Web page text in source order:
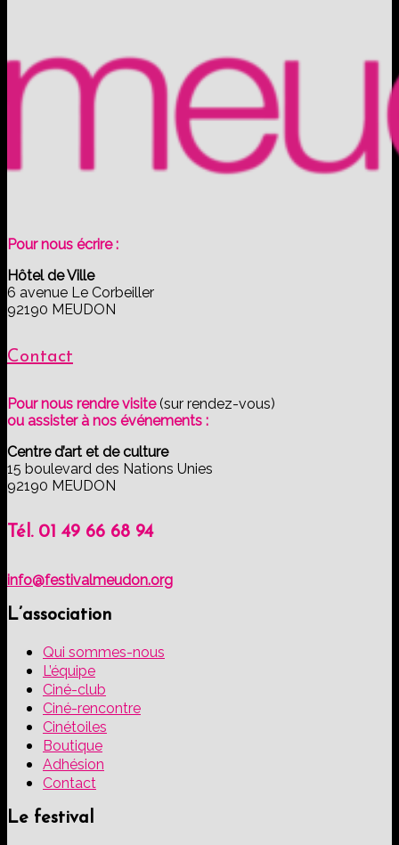
Pour nous écrire :
Hôtel de Ville
6 avenue Le Corbeiller
92190 MEUDON
Contact
Pour nous rendre visite(sur rendez-vous)
ou assister à nos événements :
Centre d’art et de culture
15 boulevard des Nations Unies
92190 MEUDON
Tél. 01 49 66 68 94
info@festivalmeudon.org
L’association
Qui sommes-nous
L’équipe
Ciné-club
Ciné-rencontre
Cinétoiles
Boutique
Adhésion
Contact
Le festival